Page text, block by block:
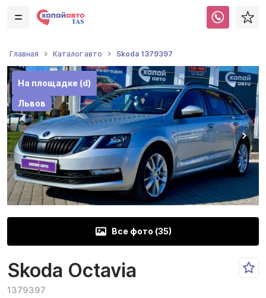
Главная Каталог авто Skoda 1379397
На площадке (d)
Львов
Все фото (35)
Skoda Octavia
1379397